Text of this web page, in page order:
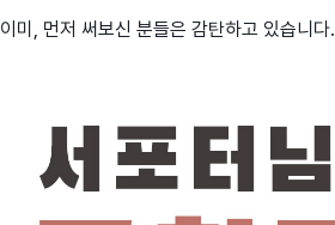
이미, 먼저 써보신 분들은 감탄하고 있습니다.